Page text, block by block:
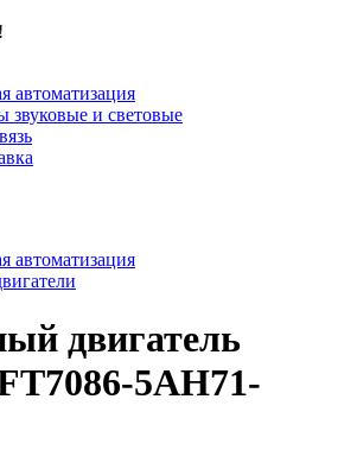
автоматизация
звуковые и световые
автоматизация
двигатель
5AH71-